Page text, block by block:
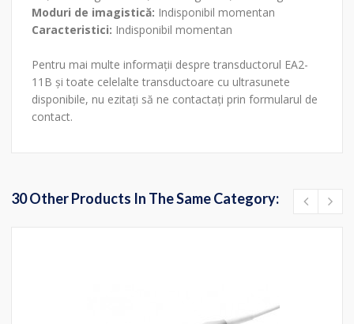
Moduri de imagistică: Indisponibil momentan
Caracteristici: Indisponibil momentan
Pentru mai multe informații despre transductorul EA2-
11B și toate celelalte transductoare cu ultrasunete
disponibile, nu ezitați să ne contactați prin formularul de
contact.
30 Other Products In The Same Category: